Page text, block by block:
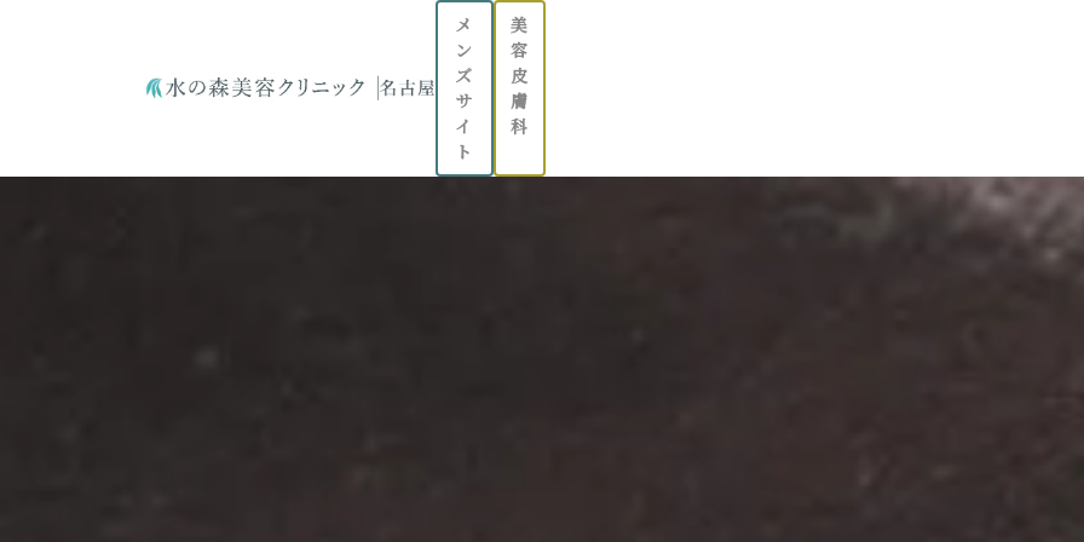
メ
ン
ズ
サ
イ
ト
美
容
皮
膚
科